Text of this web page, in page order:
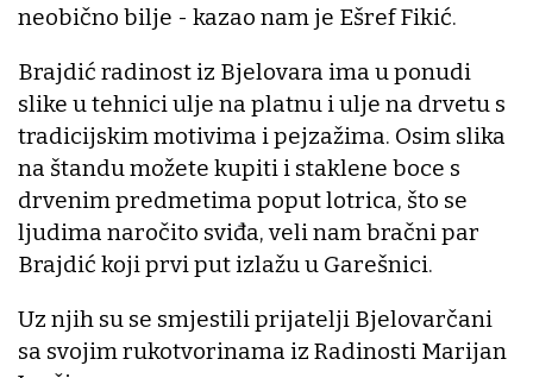
neobično bilje - kazao nam je Ešref Fikić.
Brajdić radinost iz Bjelovara ima u ponudi
slike u tehnici ulje na platnu i ulje na drvetu s
tradicijskim motivima i pejzažima. Osim slika
na štandu možete kupiti i staklene boce s
drvenim predmetima poput lotrica, što se
ljudima naročito sviđa, veli nam bračni par
Brajdić koji prvi put izlažu u Garešnici.
Uz njih su se smjestili prijatelji Bjelovarčani
sa svojim rukotvorinama iz Radinosti Marijan